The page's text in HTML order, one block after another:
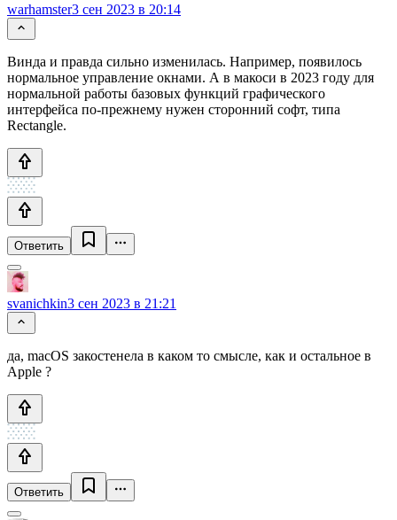
warhamster3 сен 2023 в 20:14
Винда и правда сильно изменилась. Например, появилось
нормальное управление окнами. А в макоси в 2023 году для
нормальной работы базовых функций графического
интерфейса по-прежнему нужен сторонний софт, типа
Rectangle.
Ответить
svanichkin3 сен 2023 в 21:21
да, macOS закостенела в каком то смысле, как и остальное в
Apple ?
Ответить